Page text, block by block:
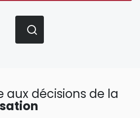
aux décisions de la